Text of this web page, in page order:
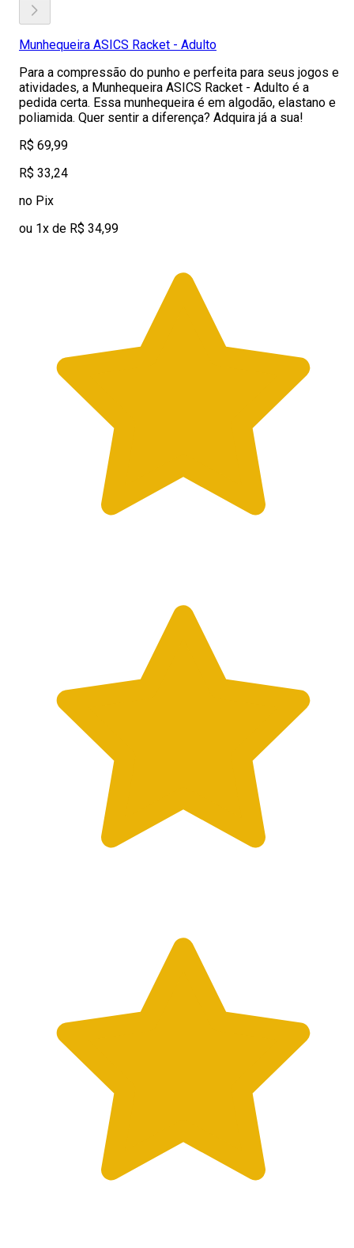
Munhequeira ASICS Racket - Adulto
Para a compressão do punho e perfeita para seus jogos e
atividades, a Munhequeira ASICS Racket - Adulto é a
pedida certa. Essa munhequeira é em algodão, elastano e
poliamida. Quer sentir a diferença? Adquira já a sua!
R$ 69,99
R$ 33,24
no Pix
ou 1x de R$ 34,99